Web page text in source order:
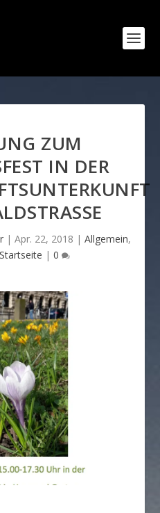
ZUM
IN DER
| Apr. 22, 2018 | Allgemein,
Startseite | 0